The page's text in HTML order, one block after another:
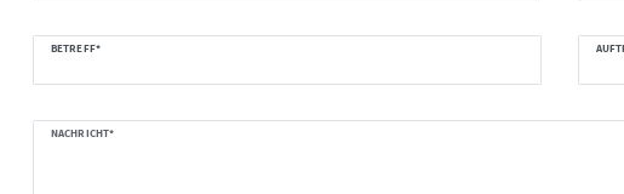
BETREFF*
NACHRICHT*